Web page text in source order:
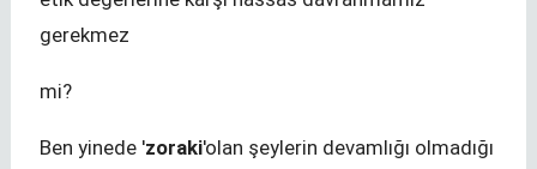
gerekmez
mi?
Ben yinede 'zoraki'olan şeylerin devamlığı olmadığı